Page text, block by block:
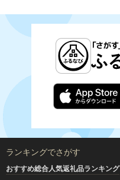
ランキングでさがす
おすすめ総合人気返礼品ランキング